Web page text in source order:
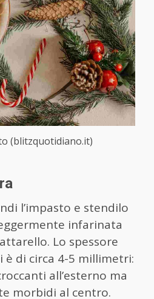
(blitzquotidiano.it)
l’impasto e stendilo
infarinata
Lo spessore
è di circa 4-5 millimetri:
all’esterno ma
morbidi al centro.